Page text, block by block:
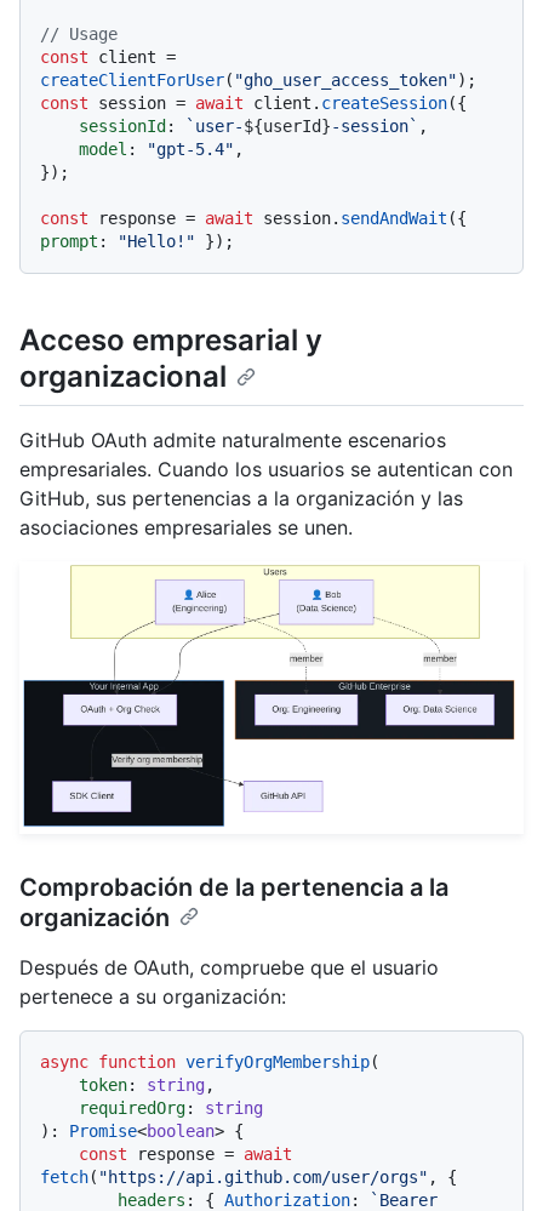
// Usage
const
createClientForUser( "gho_user_access_token"
const session = await client. createSession({
sessionId : `user-${userId}-session` ,
model : "gpt-5.4" ,
});
const response = await session. sendAndWait
prompt : "Hello!"
Acceso empresarial y
organizacional
GitHub OAuth admite naturalmente escenarios
empresariales. Cuando los usuarios se autentican con
GitHub, sus pertenencias a la organización y las
asociaciones empresariales se unen.
Comprobación de la pertenencia a la
organización
Después de OAuth, compruebe que el usuario
pertenece a su organización:
async function verifyOrgMembership(
token: string,
requiredOrg: string
): Promise<boolean> {
const response = await
fetch( "https://api.github.com/user/orgs" , {
headers : { Authorization: